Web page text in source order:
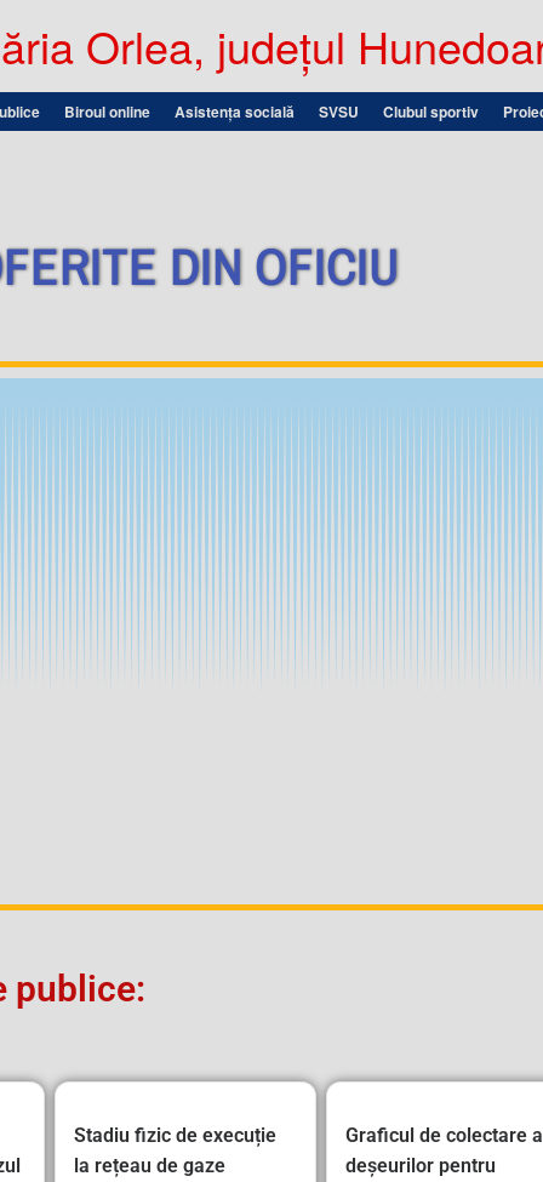
Orlea, județul
Biroul online Asistența socială SVSU Clubul sportiv
DIN OFICIU
publice:
Stadiu fizic de execuție
la rețeau de gaze
Graficul de colectare a
deșeurilor pentru